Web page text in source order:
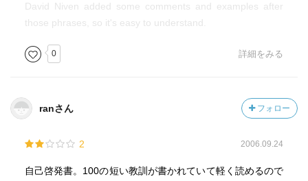
David Niven added some comments and examples after
those phrases, so it's easy to understand.
0 詳細をみる
ranさん フォロー
2 2006.09.24
自己啓発書。100の短い教訓が書かれていて軽く読めるので